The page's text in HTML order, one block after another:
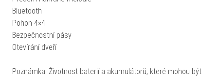
Bluetooth
Pohon 4×4
Bezpečnostní pásy
Otevírání dveří
Poznámka: Životnost baterií a akumulátorů, které mohou být